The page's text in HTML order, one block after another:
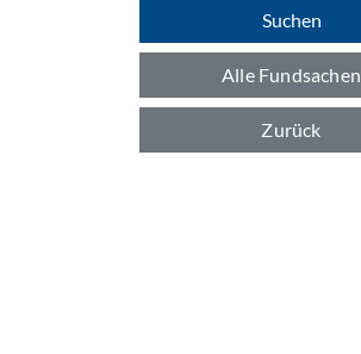
Suchen
Alle Fundsachen
Zurück